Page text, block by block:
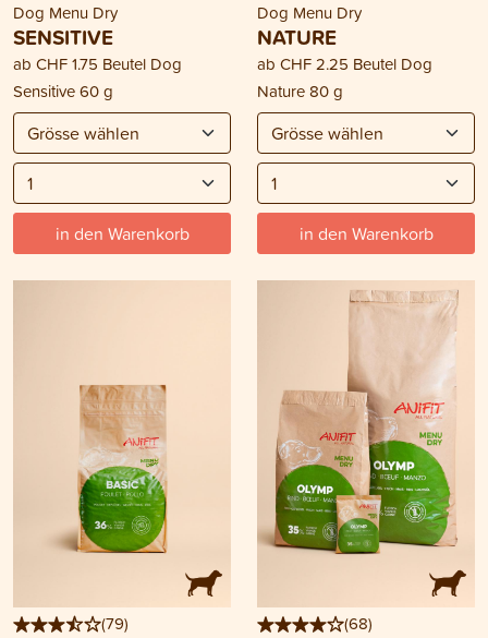
Dog Menu Dry
SENSITIVE
ab CHF 1.75 Beutel Dog
Sensitive 60 g
in den Warenkorb
Dog Menu Dry
NATURE
ab CHF 2.25 Beutel Dog
Nature 80 g
in den Warenkorb
(79)
(68)